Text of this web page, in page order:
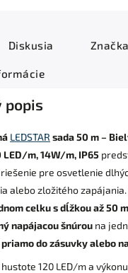
Diskusia Značka
popis
LEDSTAR sada 50 m –
LED/m, 14W/m, IP65
pre osvetlenie
alebo zložitého zapájania.
celku s dĺžkou až 50
napájacou šnúrou na
do zásuvky alebo
120 LED/m a